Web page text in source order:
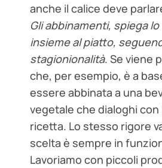
anche il calice deve
Gli abbinamenti, spiega
insieme al piatto,
stagionionalità. Se viene
che, per esempio, è a
essere abbinata a una
vegetale che dialoghi
ricetta. Lo stesso rigore
scelta è sempre in
Lavoriamo con piccoli